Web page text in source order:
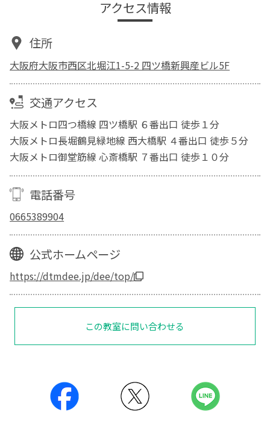
アクセス情報
住所
大阪府大阪市西区北堀江1-5-2 四ツ橋新興産ビル5F
交通アクセス
大阪メトロ四つ橋線 四ツ橋駅 ６番出口 徒歩１分
大阪メトロ長堀鶴見緑地線 西大橋駅 ４番出口 徒歩５分
大阪メトロ御堂筋線 心斎橋駅 ７番出口 徒歩１０分
電話番号
0665389904
公式ホームページ
https://dtmdee.jp/dee/top/
この教室に問い合わせる